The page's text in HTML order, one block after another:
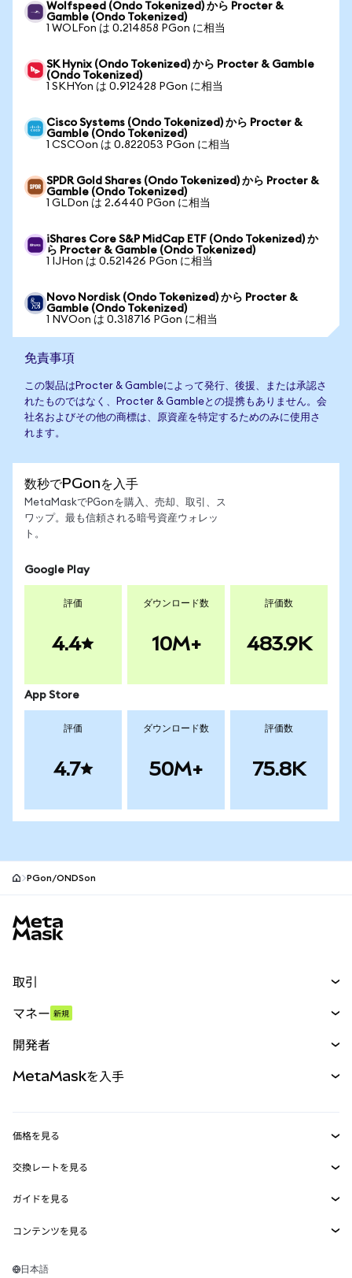
Wolfspeed (Ondo Tokenized) から Procter &
Gamble (Ondo Tokenized)
1 WOLFon は 0.214858 PGon に相当
SK Hynix (Ondo Tokenized) から Procter & Gamble
(Ondo Tokenized)
1 SKHYon は 0.912428 PGon に相当
Cisco Systems (Ondo Tokenized) から Procter &
Gamble (Ondo Tokenized)
1 CSCOon は 0.822053 PGon に相当
SPDR Gold Shares (Ondo Tokenized) から Procter &
Gamble (Ondo Tokenized)
1 GLDon は 2.6440 PGon に相当
iShares Core S&P MidCap ETF (Ondo Tokenized) か
ら Procter & Gamble (Ondo Tokenized)
1 IJHon は 0.521426 PGon に相当
Novo Nordisk (Ondo Tokenized) から Procter &
Gamble (Ondo Tokenized)
1 NVOon は 0.318716 PGon に相当
免責事項
この製品はProcter & Gambleによって発行、後援、または承認さ
れたものではなく、Procter & Gambleとの提携もありません。会
社名およびその他の商標は、原資産を特定するためのみに使用さ
れます。
数秒でPGonを入手
MetaMaskでPGonを購入、売却、取引、ス
ワップ。最も信頼される暗号資産ウォレッ
ト。
Google Play
評価
4.4
ダウンロード数
10M+
評価数
483.9K
App Store
評価
4.7
ダウンロード数
50M+
評価数
75.8K
PGon/ONDSon
取引
パーペチュアル
RWA
マネー 新規
開発者
MetaMask Connect
Snaps
Web3サービス
MetaMaskを入手
セキュリティ
サポート
キャリア
価格を見る
イーサリアムの価格
Solanaの価格
Tetherの価格
交換レートを見る
ETH→USD
USDT→INR
BTC→INR
ガイドを見る
ETHの購入
コンテンツを見る
Solanaウォレット
日本語